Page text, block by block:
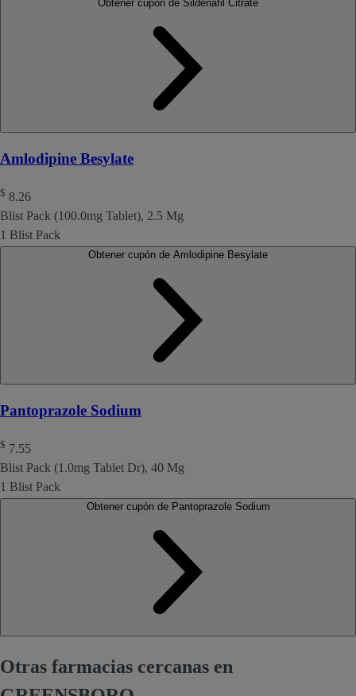
Amlodipine Besylate
$ 8.26
Blist Pack (100.0mg Tablet), 2.5 Mg
1 Blist Pack
Pantoprazole Sodium
$ 7.55
Blist Pack (1.0mg Tablet Dr), 40 Mg
1 Blist Pack
Otras farmacias cercanas en